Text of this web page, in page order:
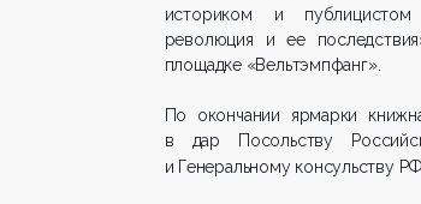
историком и
революция и ее
площадке «Вельтэмпфанг».
По окончании ярмарки
в дар Посольству
и Генеральному консульству